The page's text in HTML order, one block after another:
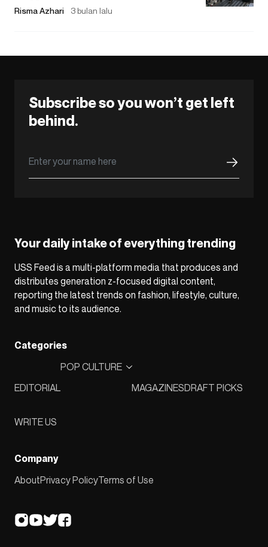
Risma Azhari 3 bulan lalu
Subscribe so you won’t get left
behind.
Your daily intake of everything trending
USS Feed is a multi-platform media that produces and
distributes generation z-focused digital content,
reporting the latest trends on fashion, lifestyle, culture,
and music to its audience.
Categories
EDITORIAL
POP CULTURE
MAGAZINESDRAFT PICKS
WRITE US
Company
AboutPrivacy PolicyTerms of Use